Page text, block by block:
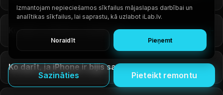
Sazināties Pieteikt remontu
Ko darīt, ja iPhone nelādējas?
Ko darīt, ja iPhone ir bijis saskarē ar ūdeni?
Izmantojam nepieciešamos sīkfailus mājaslapas darbībai un
analītikas sīkfailus, lai saprastu, kā uzlabot iLab.lv.
Noraidīt Pieņemt